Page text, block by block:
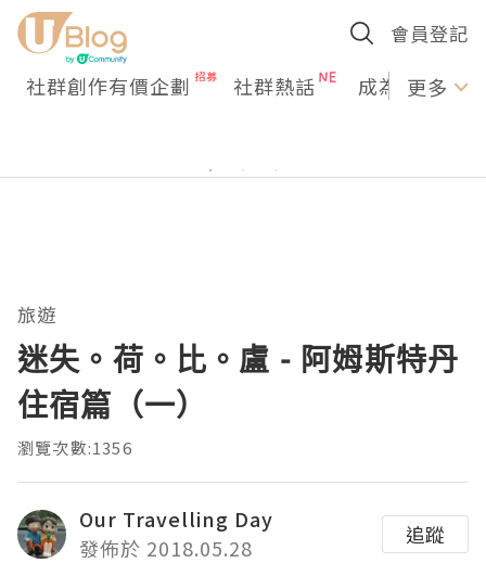
會員登記
社群創作有價企劃 社群熱話 成為U更多
旅遊
迷失。荷。比。盧 - 阿姆斯特丹
住宿篇（一）
瀏覽次數:1356
Our Travelling Day
發佈於 2018.05.28
追蹤